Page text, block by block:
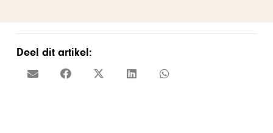
Deel dit artikel: